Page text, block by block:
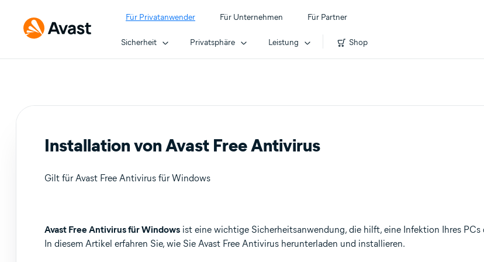
Für Privatanwender Für Unternehmen Für Partner
Sicherheit Privatsphäre Leistung Shop
Installation von Avast Free Antivirus
Gilt für Avast Free Antivirus für Windows
Produkte:
Avast Free Antivirus 24.x für Windows
Avast Free Antivirus für Windowsist eine wichtige Sicherheitsanwendung, die hilft, eine Infektion Ihres
In diesem Artikel erfahren Sie, wie Sie Avast Free Antivirus herunterladen und installieren.